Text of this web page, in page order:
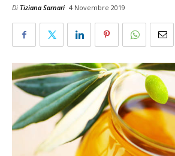
Di Tiziana Sarnari 4 Novembre 2019